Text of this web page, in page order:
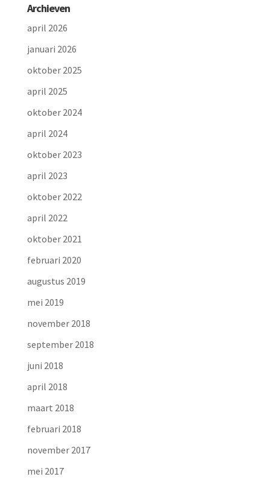
Archieven
april 2026
januari 2026
oktober 2025
april 2025
oktober 2024
april 2024
oktober 2023
april 2023
oktober 2022
april 2022
oktober 2021
februari 2020
augustus 2019
mei 2019
november 2018
september 2018
juni 2018
april 2018
maart 2018
februari 2018
november 2017
mei 2017